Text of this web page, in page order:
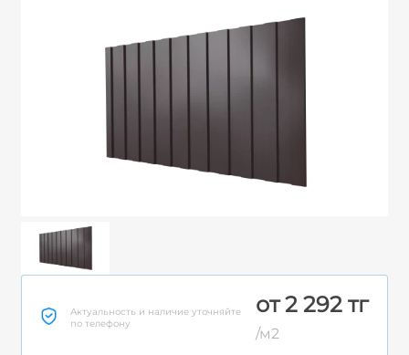
Актуальность и наличие уточняйте
по телефону
от 2 292 тг
/м2